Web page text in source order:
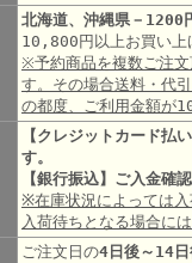
北海道、沖縄県－1200
10,800円以上お買い上
※予約商品を複数ご注文
す。その場合送料・代
の都度、ご利用金額が
【クレジットカード払
す。
【銀行振込】ご入金確
※在庫状況によっては入
入荷待ちとなる場合に
ご注文日の4日後～14日